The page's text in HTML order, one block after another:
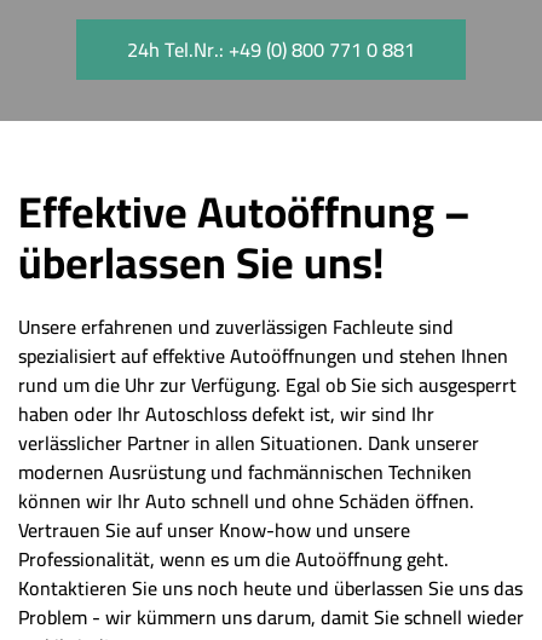
24h Tel.Nr.: +49 (0) 800 771 0 881
Effektive Autoöffnung –
überlassen Sie uns!
Unsere erfahrenen und zuverlässigen Fachleute sind
spezialisiert auf effektive Autoöffnungen und stehen Ihnen
rund um die Uhr zur Verfügung. Egal ob Sie sich ausgesperrt
haben oder Ihr Autoschloss defekt ist, wir sind Ihr
verlässlicher Partner in allen Situationen. Dank unserer
modernen Ausrüstung und fachmännischen Techniken
können wir Ihr Auto schnell und ohne Schäden öffnen.
Vertrauen Sie auf unser Know-how und unsere
Professionalität, wenn es um die Autoöffnung geht.
Kontaktieren Sie uns noch heute und überlassen Sie uns das
Problem - wir kümmern uns darum, damit Sie schnell wieder